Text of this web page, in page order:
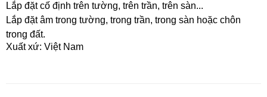
Lắp đặt cố định trên tường, trên trần, trên sàn...
Lắp đặt âm trong tường, trong trần, trong sàn hoặc chôn
trong đất.
Xuất xứ: Việt Nam